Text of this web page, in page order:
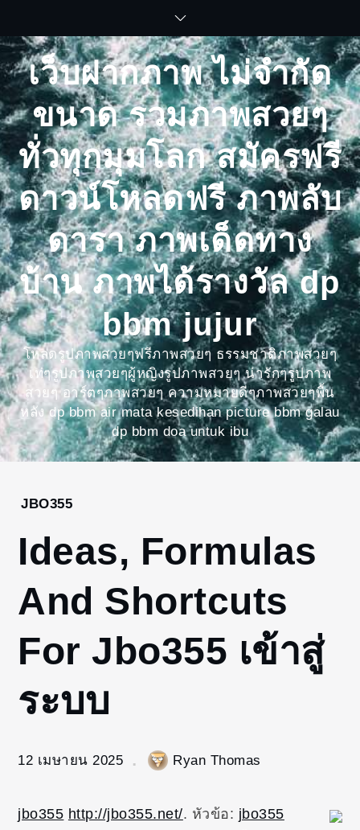
content
เว็บฝากภาพ ไม่จำกัด
ขนาด รวมภาพสวยๆ
ทั่วทุกมุมโลก สมัครฟรี
ดาวน์โหลดฟรี ภาพลับ
ดารา ภาพเด็ดทาง
บ้าน ภาพได้รางวัล dp
bbm jujur
โหลดรูปภาพสวยๆฟรีภาพสวยๆ ธรรมชาติภาพสวยๆ
เท่ๆรูปภาพสวยๆผู้หญิงรูปภาพสวยๆ น่ารักๆรูปภาพ
สวยๆ อาร์ตๆภาพสวยๆ ความหมายดีๆภาพสวยๆพื้น
หลัง dp bbm air mata kesedihan picture bbm galau
dp bbm doa untuk ibu
Home
Ideas,
Formulas
Shortcuts
Jbo355
เข้าสู่
JBO355
Ideas, Formulas
And Shortcuts
For Jbo355 เข้าสู่
ระบบ
12 เมษายน 2025 Ryan Thomas
jbo355 http://jbo355.net/. หัวข้อ: jbo355